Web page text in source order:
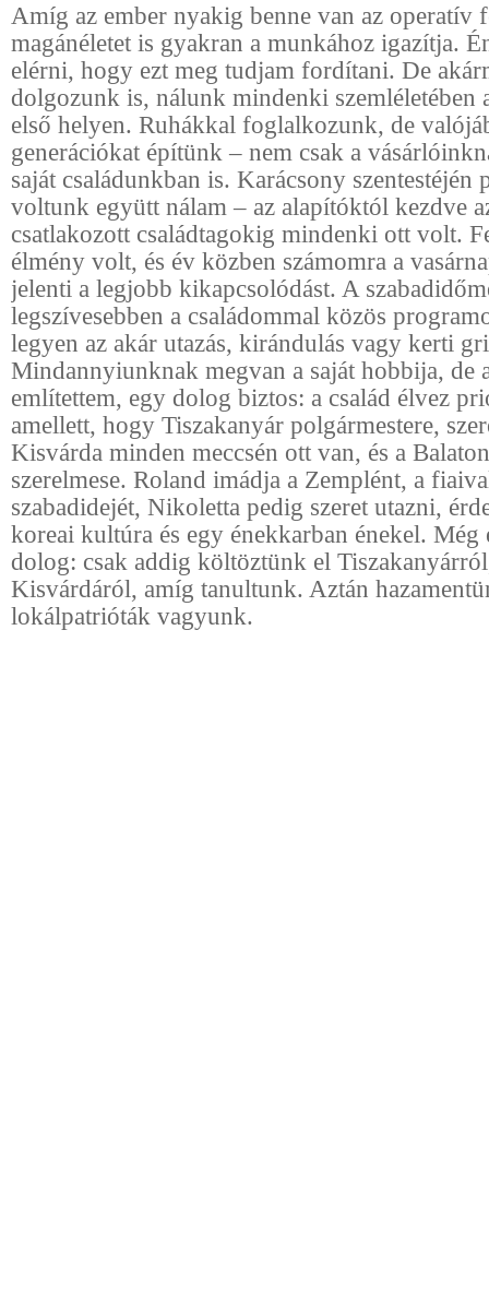
Amíg az ember nyakig benne van az operatív
magánéletet is gyakran a munkához igazítja.
elérni, hogy ezt meg tudjam fordítani. De
dolgozunk is, nálunk mindenki szemléletében
első helyen. Ruhákkal foglalkozunk, de
generációkat építünk – nem csak a
saját családunkban is. Karácsony szentestéjén
voltunk együtt nálam – az alapítóktól kezdve
csatlakozott családtagokig mindenki ott volt.
élmény volt, és év közben számomra a
jelenti a legjobb kikapcsolódást. A
legszívesebben a családommal közös
legyen az akár utazás, kirándulás vagy kerti
Mindannyiunknak megvan a saját hobbija, de
említettem, egy dolog biztos: a család élvez
amellett, hogy Tiszakanyár polgármestere,
Kisvárda minden meccsén ott van, és a
szerelmese. Roland imádja a Zemplént, a
szabadidejét, Nikoletta pedig szeret utazni,
koreai kultúra és egy énekkarban énekel. Még
dolog: csak addig költöztünk el
Kisvárdáról, amíg tanultunk. Aztán
lokálpatrióták vagyunk.